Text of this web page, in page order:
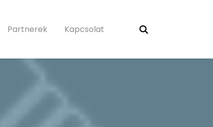
Partnerek Kapcsolat